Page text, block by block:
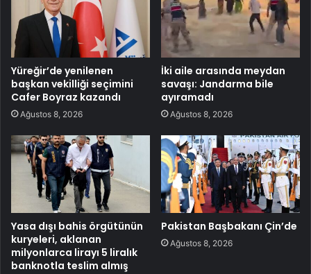
Yüreğir’de yenilenen
başkan vekilliği seçimini
Cafer Boyraz kazandı
Ağustos 8, 2026
İki aile arasında meydan
savaşı: Jandarma bile
ayıramadı
Ağustos 8, 2026
Yasa dışı bahis örgütünün
kuryeleri, aklanan
milyonlarca lirayı 5 liralık
banknotla teslim almış
Pakistan Başbakanı Çin’de
Ağustos 8, 2026